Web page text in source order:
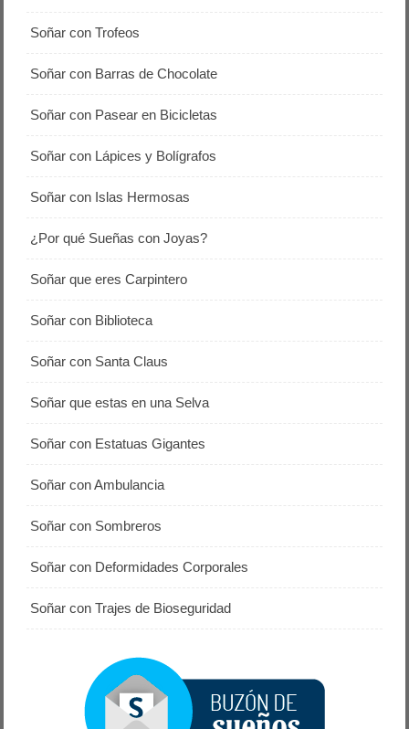
Soñar con Trofeos
Soñar con Barras de Chocolate
Soñar con Pasear en Bicicletas
Soñar con Lápices y Bolígrafos
Soñar con Islas Hermosas
¿Por qué Sueñas con Joyas?
Soñar que eres Carpintero
Soñar con Biblioteca
Soñar con Santa Claus
Soñar que estas en una Selva
Soñar con Estatuas Gigantes
Soñar con Ambulancia
Soñar con Sombreros
Soñar con Deformidades Corporales
Soñar con Trajes de Bioseguridad